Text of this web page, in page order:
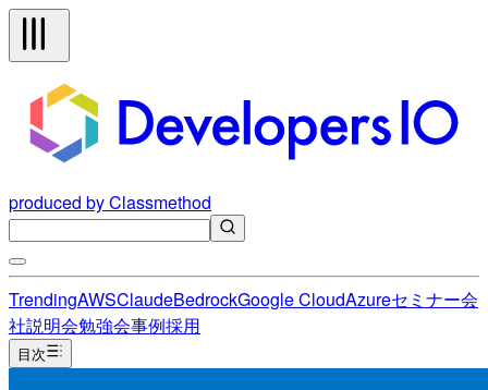
produced by Classmethod
TrendingAWSClaudeBedrockGoogle CloudAzureセミナー会
社説明会勉強会事例採用
目次